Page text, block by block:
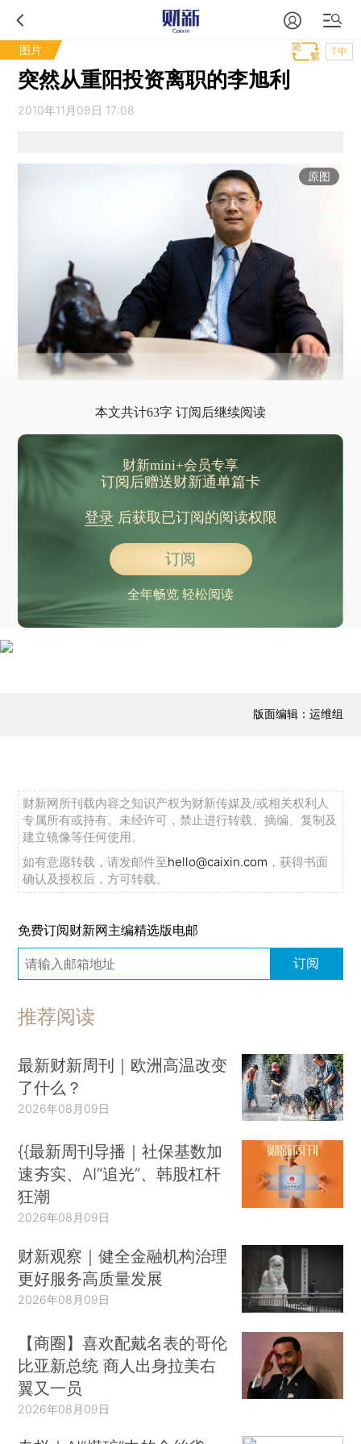
图片 T中
突然从重阳投资离职的李旭利
2010年11月09日 17:08
原图
本文共计63字 订阅后继续阅读
财新mini+会员专享
订阅后赠送财新通单篇卡
登录后获取已订阅的阅读权限
订阅
全年畅览 轻松阅读
版面编辑：运维组
财新网所刊载内容之知识产权为财新传媒及/或相关权利人
专属所有或持有。未经许可，禁止进行转载、摘编、复制及
建立镜像等任何使用。
如有意愿转载，请发邮件至hello@caixin.com ，获得书面
确认及授权后，方可转载。
免费订阅财新网主编精选版电邮
订阅
推荐阅读
最新财新周刊｜欧洲高温改变
了什么？
2026年08月09日
{{最新周刊导播｜社保基数加
速夯实、AI“追光”、韩股杠杆
狂潮
2026年08月09日
财新观察｜健全金融机构治理
更好服务高质量发展
2026年08月09日
【商圈】喜欢配戴名表的哥伦
比亚新总统 商人出身拉美右
翼又一员
2026年08月09日